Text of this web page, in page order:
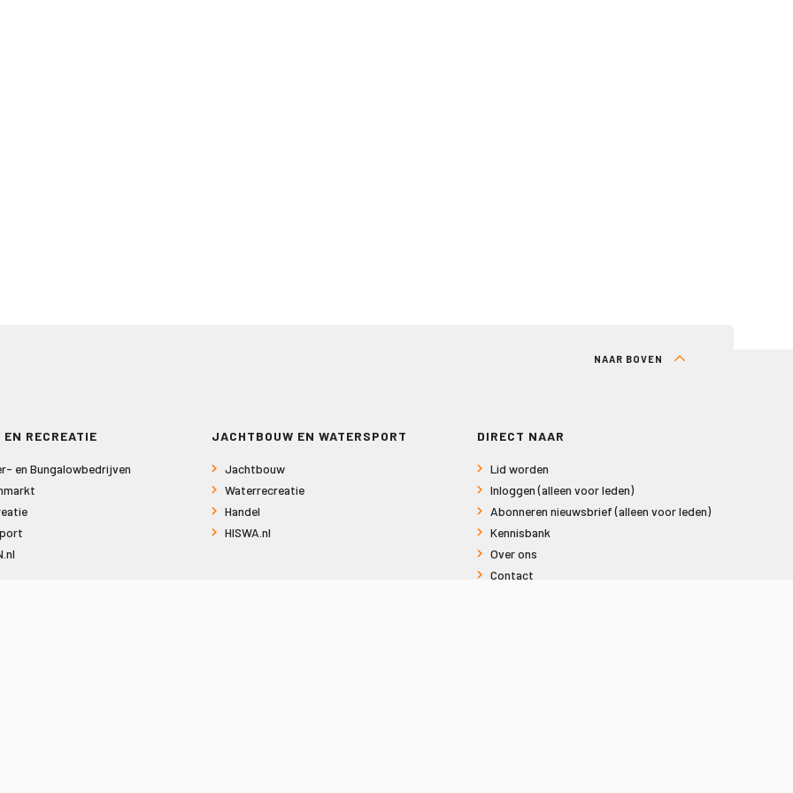
NAAR BOVEN
EN RECREATIE
en Bungalowbedrijven
JACHTBOUW EN WATERSPORT
Jachtbouw
Waterrecreatie
Handel
HISWA.nl
DIRECT NAAR
Lid worden
Inloggen (alleen voor leden)
Abonneren nieuwsbrief (alleen voor leden)
Kennisbank
Over ons
Contact